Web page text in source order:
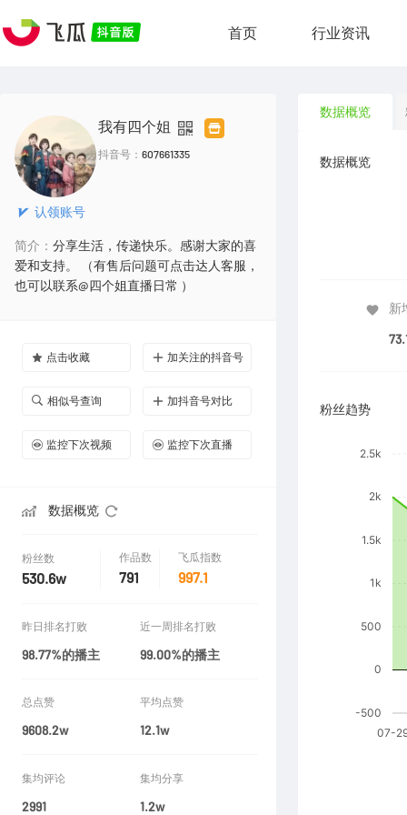
首页 行业资讯
认领账号
我有四个姐
抖音号： 607661335
简介： 分享生活，传递快乐。感谢大家的喜
爱和支持。 （有售后问题可点击达人客服，
也可以联系@四个姐直播日常 ）
点击收藏 加关注的抖音号
相似号查询 加抖音号对比
监控下次视频 监控下次直播
数据概览
粉丝数
530.6w
作品数
791
飞瓜指数
997.1
昨日排名打败
98.77%的播主
近一周排名打败
99.00%的播主
总点赞
9608.2w
平均点赞
12.1w
集均评论
2991
集均分享
1.2w
数据概览
数据概览
新
粉丝趋势